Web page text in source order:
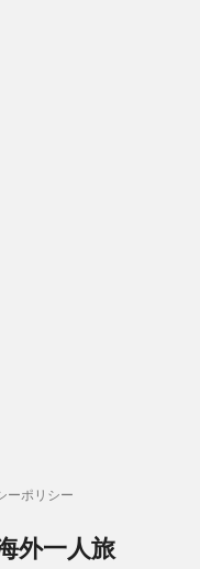
ーポリシー
外一人旅